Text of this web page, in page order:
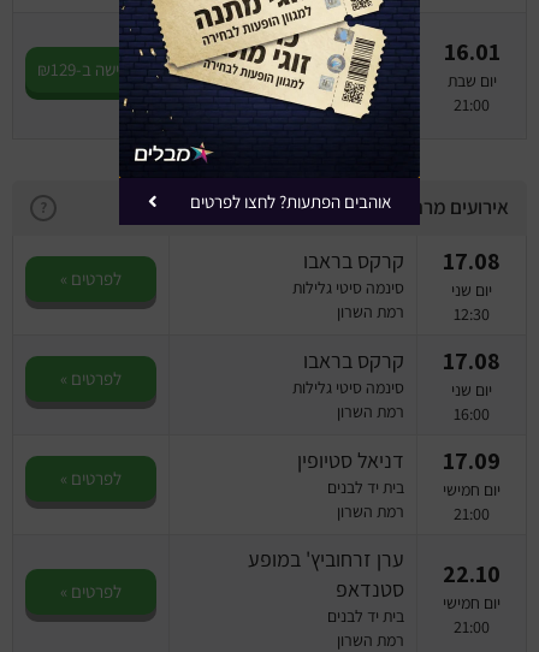
16.01
יום שבת
21:00
שקרים קטנים - קומדיה
משפחתית מופרעת
סינמה סיטי גלילות - אולם סיטי הול
רמת השרון
לרכישה ב-₪129
אירועים מרחבי הרשת ?
17.08
יום שני
12:30
קרקס בראבו
סינמה סיטי גלילות
רמת השרון
לפרטים »
17.08
יום שני
16:00
קרקס בראבו
סינמה סיטי גלילות
רמת השרון
לפרטים »
17.09
יום חמישי
21:00
דניאל סטיופין
בית יד לבנים
רמת השרון
לפרטים »
22.10
יום חמישי
21:00
ערן זרחוביץ' במופע
סטנדאפ
בית יד לבנים
רמת השרון
לפרטים »
אוהבים הפתעות? לחצו לפרטים